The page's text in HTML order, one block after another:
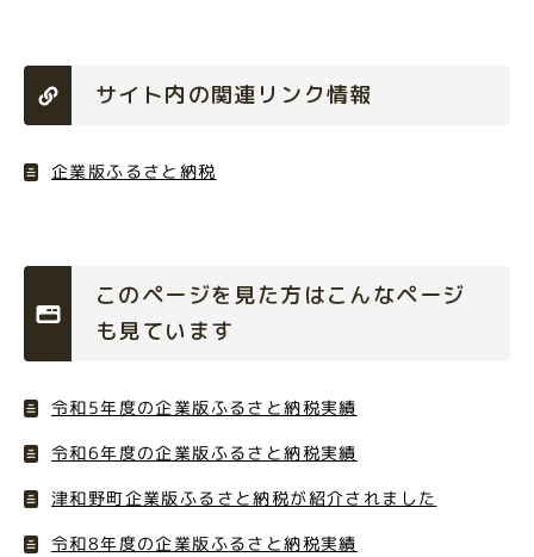
サイト内の関連リンク情報
企業版ふるさと納税
このページを見た方はこんなページ
も見ています
令和5年度の企業版ふるさと納税実績
令和6年度の企業版ふるさと納税実績
津和野町企業版ふるさと納税が紹介されました
令和8年度の企業版ふるさと納税実績